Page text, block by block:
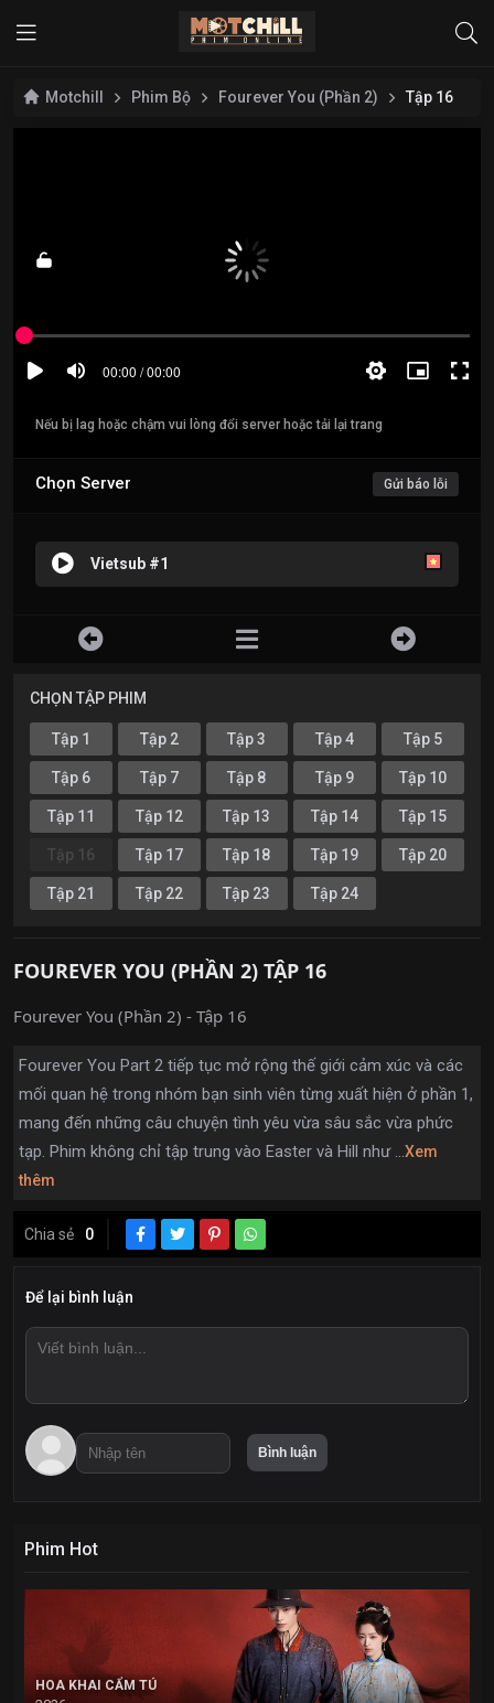
Motchill Phim Bộ Fourever You (Phần 2) Tập 16
Nếu bị lag hoặc chậm vui lòng đổi server hoặc tải lại trang
Chọn Server Gửi báo lỗi
Vietsub #1
CHỌN TẬP PHIM
Tập 1 Tập 2 Tập 3 Tập 4 Tập 5
Tập 6 Tập 7 Tập 8 Tập 9 Tập 10
Tập 11 Tập 12 Tập 13 Tập 14 Tập 15
Tập 16 Tập 17 Tập 18 Tập 19 Tập 20
Tập 21 Tập 22 Tập 23 Tập 24
FOUREVER YOU (PHẦN 2) TẬP 16
Fourever You (Phần 2) - Tập 16
Fourever You Part 2 tiếp tục mở rộng thế giới cảm xúc và các
mối quan hệ trong nhóm bạn sinh viên từng xuất hiện ở phần 1,
mang đến những câu chuyện tình yêu vừa sâu sắc vừa phức
tạp. Phim không chỉ tập trung vào Easter và Hill như ...Xem
thêm
Chia sẻ 0
Để lại bình luận
Phim Hot
HOA KHAI CẨM TÚ